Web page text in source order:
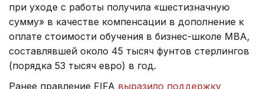
при уходе с работы получила «шестизначную
сумму» в качестве компенсации в дополнение к
оплате стоимости обучения в бизнес-школе МВА,
составлявшей около 45 тысяч фунтов стерлингов
(порядка 53 тысяч евро) в год.
Ранее правление FIFA выразило поддержку